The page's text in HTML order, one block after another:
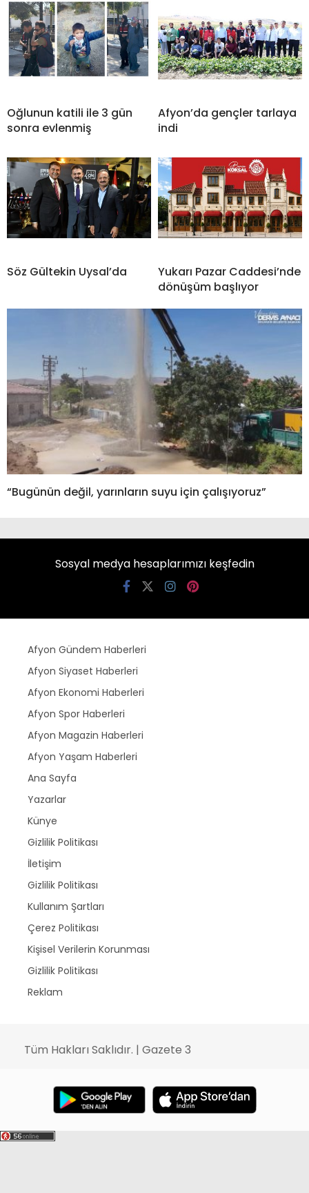
Oğlunun katili ile 3 gün
sonra evlenmiş
Afyon’da gençler tarlaya
indi
Söz Gültekin Uysal’da
Yukarı Pazar Caddesi’nde
dönüşüm başlıyor
“Bugünün değil, yarınların suyu için çalışıyoruz”
Sosyal medya hesaplarımızı keşfedin
Afyon Gündem Haberleri
Afyon Siyaset Haberleri
Afyon Ekonomi Haberleri
Afyon Spor Haberleri
Afyon Magazin Haberleri
Afyon Yaşam Haberleri
Ana Sayfa
Yazarlar
Künye
Gizlilik Politikası
İletişim
Gizlilik Politikası
Kullanım Şartları
Çerez Politikası
Kişisel Verilerin Korunması
Gizlilik Politikası
Reklam
Tüm Hakları Saklıdır. | Gazete 3